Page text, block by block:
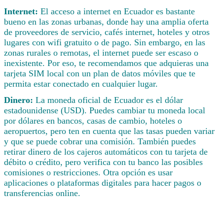
Internet: El acceso a internet en Ecuador es bastante
bueno en las zonas urbanas, donde hay una amplia oferta
de proveedores de servicio, cafés internet, hoteles y otros
lugares con wifi gratuito o de pago. Sin embargo, en las
zonas rurales o remotas, el internet puede ser escaso o
inexistente. Por eso, te recomendamos que adquieras una
tarjeta SIM local con un plan de datos móviles que te
permita estar conectado en cualquier lugar.
Dinero: La moneda oficial de Ecuador es el dólar
estadounidense (USD). Puedes cambiar tu moneda local
por dólares en bancos, casas de cambio, hoteles o
aeropuertos, pero ten en cuenta que las tasas pueden variar
y que se puede cobrar una comisión. También puedes
retirar dinero de los cajeros automáticos con tu tarjeta de
débito o crédito, pero verifica con tu banco las posibles
comisiones o restricciones. Otra opción es usar
aplicaciones o plataformas digitales para hacer pagos o
transferencias online.